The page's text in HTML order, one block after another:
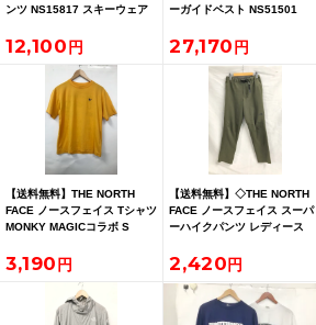
ンツ NS15817 スキーウェア
12,100
ーガイドベスト NS51501
27,170
【送料無料】THE NORTH
FACE ノースフェイス Tシャツ
MONKY MAGICコラボ S
3,190
【送料無料】◇THE NORTH
FACE ノースフェイス スーパ
ーハイクパンツ レディース
2,420